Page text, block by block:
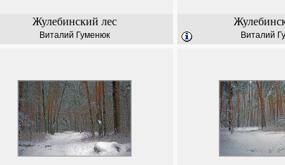
Жулебинский лес
Виталий Гуменюк Виталий